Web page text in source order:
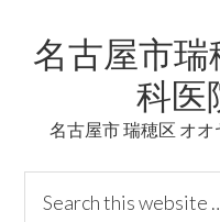
links
primary
content
primary
名古屋市
科医
名古屋市 瑞穂区 オ
Header
Right